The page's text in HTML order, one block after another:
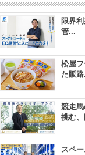
限界
管...
松屋
た販
競走
挑む
スペ